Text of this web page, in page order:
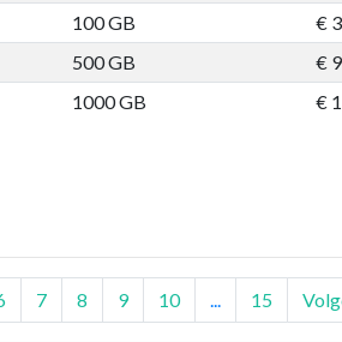
100 GB
€
500 GB
€
1000 GB
€
7 8 9 10 15